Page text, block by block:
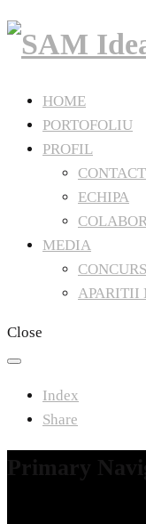
HOME
PORTOFOLIU
PROFIL
CONTACT
ECHIPA
MEDIA
APARITII
Close
Index
Share